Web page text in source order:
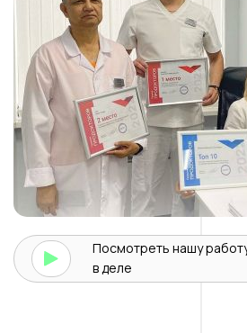
Посмотреть нашу
в деле